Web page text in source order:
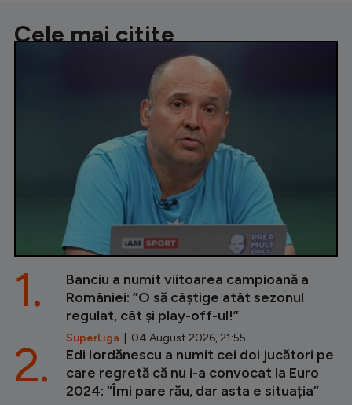
Cele mai citite
Banciu a numit viitoarea campioană a
României: ”O să câștige atât sezonul
regulat, cât și play-off-ul!”
SuperLiga | 04 August 2026, 21:55
1.
Edi Iordănescu a numit cei doi jucători pe
care regretă că nu i-a convocat la Euro
2024: ”Îmi pare rău, dar asta e situația”
2.